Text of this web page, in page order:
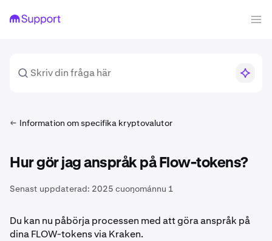
Information om specifika kryptovalutor
Hur gör jag anspråk på Flow-tokens?
Senast uppdaterad: 2025 cuoŋománnu 1
Du kan nu påbörja processen med att göra anspråk på
dina FLOW-tokens via Kraken.